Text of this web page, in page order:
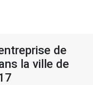
de
la ville de